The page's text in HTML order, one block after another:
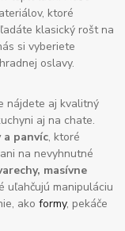
ktoré
klasický rošt na
si vyberiete
oslavy.
nájdete aj kvalitný
aj na chate.
a panvíc, ktoré
na nevyhnutné
masívne
uľahčujú manipuláciu
akoformy, pekáče